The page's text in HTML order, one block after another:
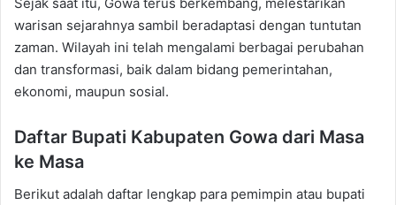
warisan sejarahnya sambil beradaptasi dengan tuntutan
zaman. Wilayah ini telah mengalami berbagai perubahan
dan transformasi, baik dalam bidang pemerintahan,
ekonomi, maupun sosial.
Daftar Bupati Kabupaten Gowa dari Masa
ke Masa
Berikut adalah daftar lengkap para pemimpin atau bupati